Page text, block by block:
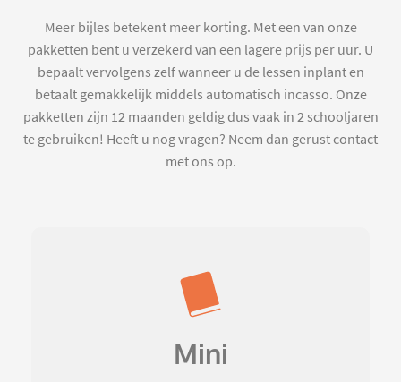
Meer bijles betekent meer korting. Met een van onze
pakketten bent u verzekerd van een lagere prijs per uur. U
bepaalt vervolgens zelf wanneer u de lessen inplant en
betaalt gemakkelijk middels automatisch incasso. Onze
pakketten zijn 12 maanden geldig dus vaak in 2 schooljaren
te gebruiken! Heeft u nog vragen? Neem dan gerust contact
met ons op.
Mini